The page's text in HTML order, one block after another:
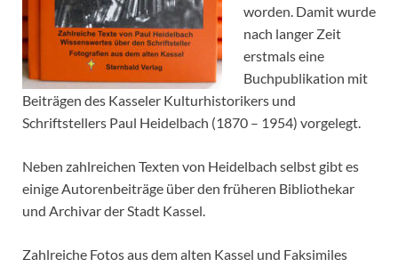
worden. Damit wurde
nach langer Zeit
erstmals eine
Buchpublikation mit
Beiträgen des Kasseler Kulturhistorikers und
Schriftstellers Paul Heidelbach (1870 – 1954) vorgelegt.
Neben zahlreichen Texten von Heidelbach selbst gibt es
einige Autorenbeiträge über den früheren Bibliothekar
und Archivar der Stadt Kassel.
Zahlreiche Fotos aus dem alten Kassel und Faksimiles